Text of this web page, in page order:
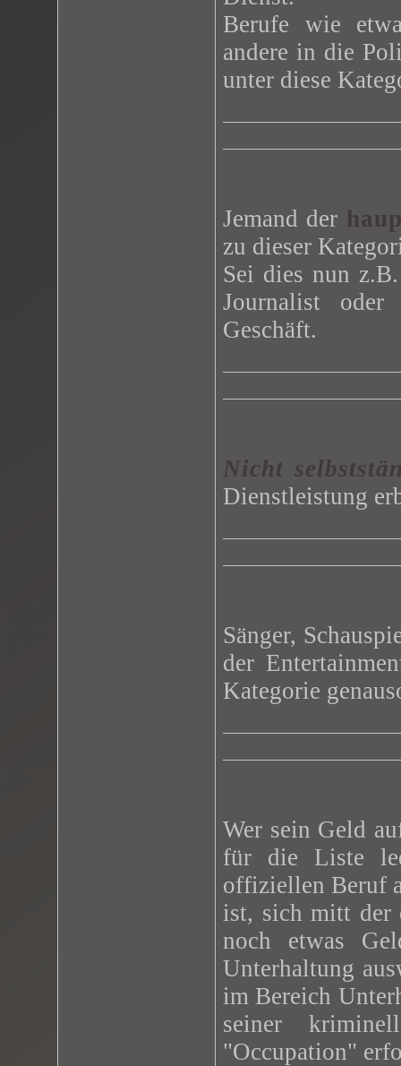
Berufe wie
andere in die
unter diese
Jemand der
zu dieser
Sei dies nun
Journalist
Geschäft.
Nicht
Dienstleistung
Sänger,
der
Kategorie
Wer sein Geld
für die Liste
offiziellen Beruf
ist, sich mitt der
noch etwas
Unterhaltung
im Bereich
seiner
"Occupation"